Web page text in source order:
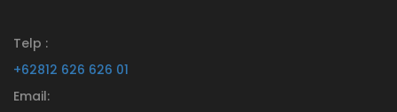
Telp :
+62812 626 626 01
Email: